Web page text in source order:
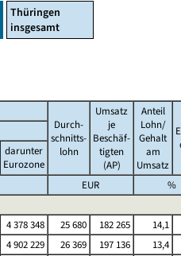
Thüringen
insgesamt
Durch-
schnitts-
lohn
Umsatz
je
Beschäf-
tigten
(AP)
Anteil
Lohn/
Gehalt
am
Umsatz
darunter
Eurozone
EUR %
4 378 348 25 680 182 265 14,1
4 902 229 26 369 197 136 13,4